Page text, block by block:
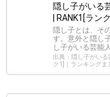
隠し子がいる
| RANK1[ラ
隠し子とは、そ
す。意外と隠し
し子がいる芸能
出典：隠し子がいる
ク1]｜ランキングま